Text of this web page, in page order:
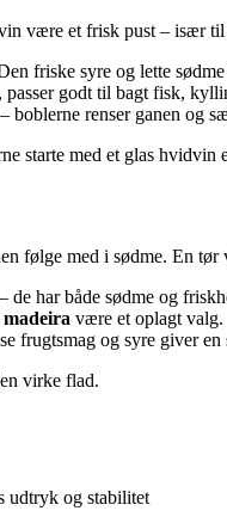
være et frisk pust – især
friske syre og lette
godt til bagt fisk,
boblerne renser ganen og
starte med et glas
følge med i sødme. En
de har både sødme og
madeira være et oplagt valg.
frugtsmag og syre giver
virke flad.
udtryk og stabilitet